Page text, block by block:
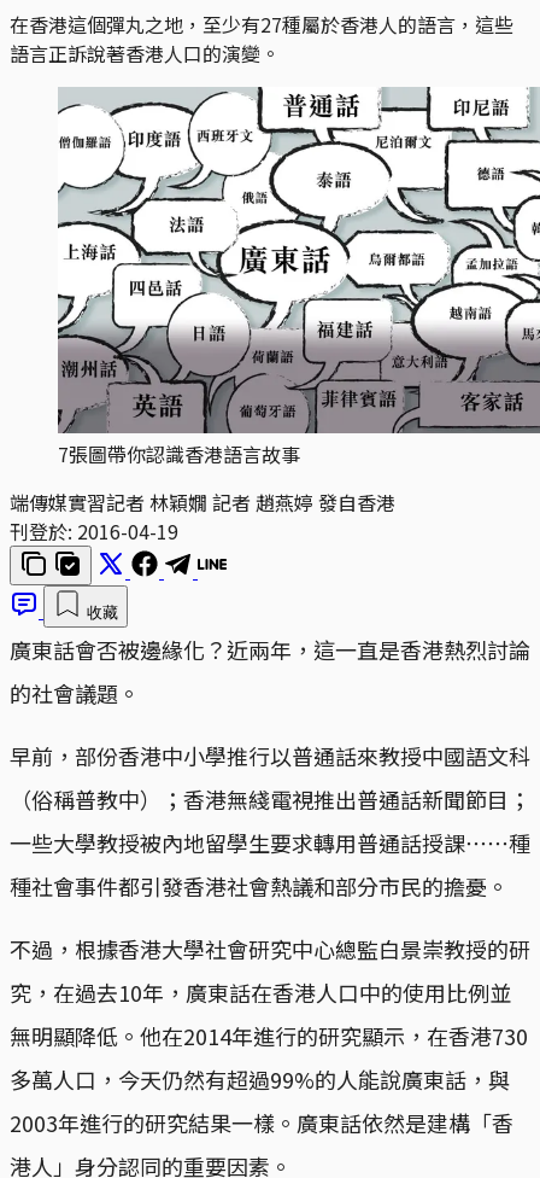
在香港這個彈丸之地，至少有27種屬於香港人的語言，這些
語言正訴說著香港人口的演變。
7張圖帶你認識香港語言故事
端傳媒實習記者 林穎嫺 記者 趙燕婷 發自香港
刊登於: 2016-04-19
收藏
廣東話會否被邊緣化？近兩年，這一直是香港熱烈討論
的社會議題。
早前，部份香港中小學推行以普通話來教授中國語文科
（俗稱普教中）；香港無綫電視推出普通話新聞節目；
一些大學教授被內地留學生要求轉用普通話授課⋯⋯種
種社會事件都引發香港社會熱議和部分市民的擔憂。
不過，根據香港大學社會研究中心總監白景崇教授的研
究，在過去10年，廣東話在香港人口中的使用比例並
無明顯降低。他在2014年進行的研究顯示，在香港730
多萬人口，今天仍然有超過99%的人能說廣東話，與
2003年進行的研究結果一樣。廣東話依然是建構「香
港人」身分認同的重要因素。